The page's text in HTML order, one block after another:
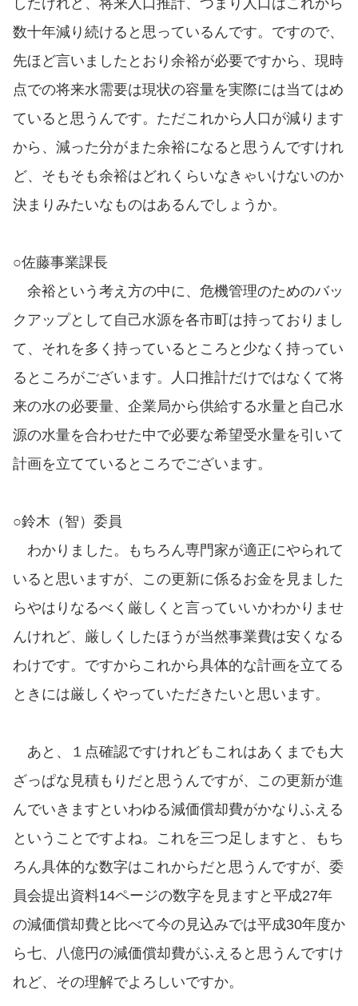
数十年減り続けると思っているんです。ですので、
先ほど言いましたとおり余裕が必要ですから、現時
点での将来水需要は現状の容量を実際には当てはめ
ていると思うんです。ただこれから人口が減ります
から、減った分がまた余裕になると思うんですけれ
ど、そもそも余裕はどれくらいなきゃいけないのか
決まりみたいなものはあるんでしょうか。
○佐藤事業課長
余裕という考え方の中に、危機管理のためのバッ
クアップとして自己水源を各市町は持っておりまし
て、それを多く持っているところと少なく持ってい
るところがございます。人口推計だけではなくて将
来の水の必要量、企業局から供給する水量と自己水
源の水量を合わせた中で必要な希望受水量を引いて
計画を立てているところでございます。
○鈴木（智）委員
わかりました。もちろん専門家が適正にやられて
いると思いますが、この更新に係るお金を見ました
らやはりなるべく厳しくと言っていいかわかりませ
んけれど、厳しくしたほうが当然事業費は安くなる
わけです。ですからこれから具体的な計画を立てる
ときには厳しくやっていただきたいと思います。
あと、１点確認ですけれどもこれはあくまでも大
ざっぱな見積もりだと思うんですが、この更新が進
んでいきますといわゆる減価償却費がかなりふえる
ということですよね。これを三つ足しますと、もち
ろん具体的な数字はこれからだと思うんですが、委
員会提出資料14ページの数字を見ますと平成27年
の減価償却費と比べて今の見込みでは平成30年度か
ら七、八億円の減価償却費がふえると思うんですけ
れど、その理解でよろしいですか。